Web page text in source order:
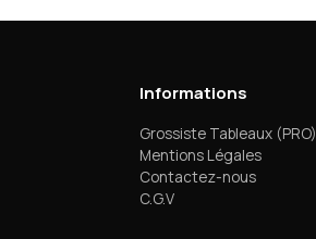
Informations
Grossiste Tableaux (PRO)
Mentions Légales
Contactez-nous
C.G.V